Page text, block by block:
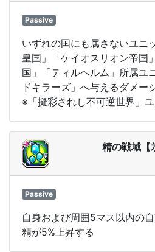
Passive
いずれの国にも属さないユニ
皇国」「ケイオスリオン帝国
国」「ティルヘルム」所属ユ
ドキラーズ」へ与えるダメー
※「擬彩されし不可逆世界」
精の戦域【
Passive
自身および周囲5マス以内の
精が5%上昇する